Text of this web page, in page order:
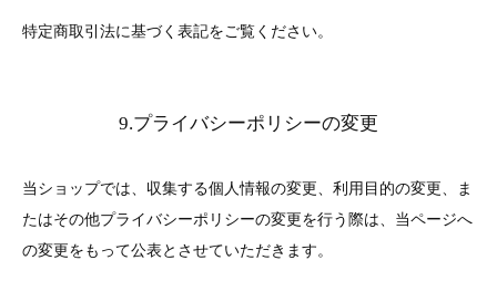
特定商取引法に基づく表記をご覧ください。
9.プライバシーポリシーの変更
当ショップでは、収集する個人情報の変更、利用目的の変更、ま
たはその他プライバシーポリシーの変更を行う際は、当ページへ
の変更をもって公表とさせていただきます。